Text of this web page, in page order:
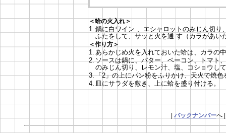
＜蛤の火入れ＞
1. 鍋に白ワイン 、エシャロットのみじん切
ふたをして、サッと火を通 す（カラがあい
＜作り方＞
1. あらかじめ火を入れておいた蛤は、カラの
2.ソースは鍋に、バター、ベーコン、トマト
のみじん切り、レモン汁、塩、コショウし
3.「2」の上にパン粉をふりかけ、天火で焼
4. 皿にサラダを敷き、上に蛤を盛り付ける。
バックナンバーへ